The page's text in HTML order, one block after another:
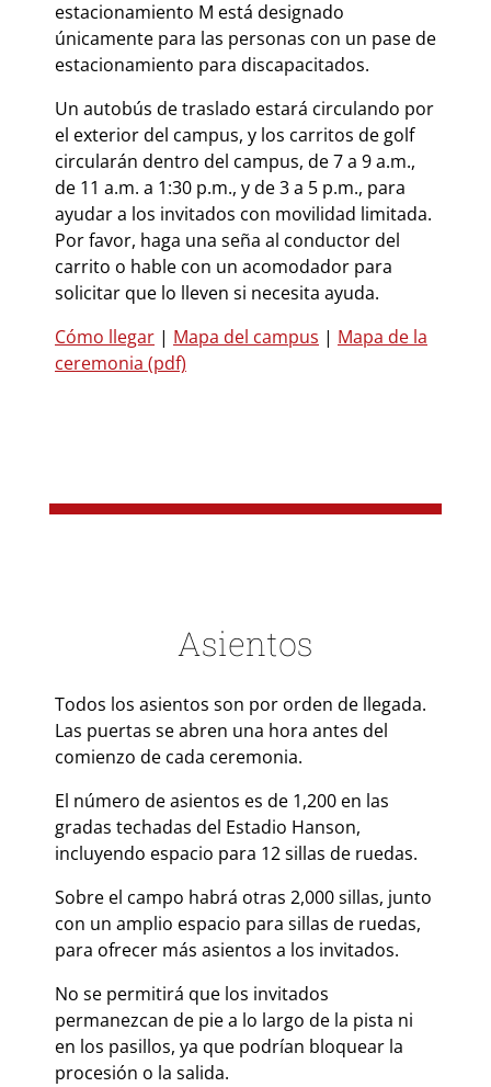
estacionamiento M está designado
únicamente para las personas con un pase de
estacionamiento para discapacitados.
Un autobús de traslado estará circulando por
el exterior del campus, y los carritos de golf
circularán dentro del campus, de 7 a 9 a.m.,
de 11 a.m. a 1:30 p.m., y de 3 a 5 p.m., para
ayudar a los invitados con movilidad limitada.
Por favor, haga una seña al conductor del
carrito o hable con un acomodador para
solicitar que lo lleven si necesita ayuda.
Cómo llegar | Mapa del campus | Mapa de la
ceremonia (pdf)
Asientos
Todos los asientos son por orden de llegada.
Las puertas se abren una hora antes del
comienzo de cada ceremonia.
El número de asientos es de 1,200 en las
gradas techadas del Estadio Hanson,
incluyendo espacio para 12 sillas de ruedas.
Sobre el campo habrá otras 2,000 sillas, junto
con un amplio espacio para sillas de ruedas,
para ofrecer más asientos a los invitados.
No se permitirá que los invitados
permanezcan de pie a lo largo de la pista ni
en los pasillos, ya que podrían bloquear la
procesión o la salida.